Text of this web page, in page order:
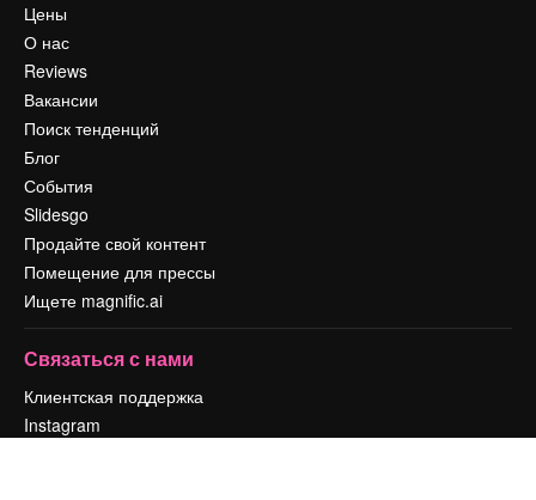
Цены
О нас
Reviews
Вакансии
Поиск тенденций
Блог
События
Slidesgo
Продайте свой контент
Помещение для прессы
Ищете magnific.ai
Связаться с нами
Клиентская поддержка
Instagram